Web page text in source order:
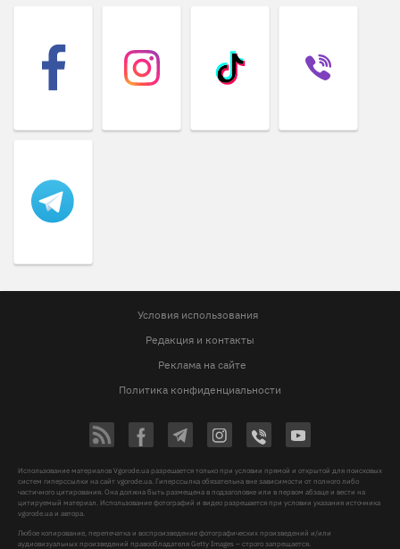
Условия использования
Редакция и контакты
Реклама на сайте
Политика конфиденциальности
Использование материалов Vgorode.ua разрешается только при условии прямой и открытой для поисковых
систем гиперссылки на сайт vgorode.ua. Гиперссылка обязательна вне зависимости от полного либо
частичного цитирования. Она должна быть размещена в подзаголовке или в первом абзаце и вести на
цитируемый материал. Использование фотографий и видео разрешается при условии указания источника
vgorode.ua и автора.
Любое копирование, перепечатка и воспроизведение фотографических произведений и/или
аудиовизуальных произведений правообладателя Getty Images – строго запрещается.